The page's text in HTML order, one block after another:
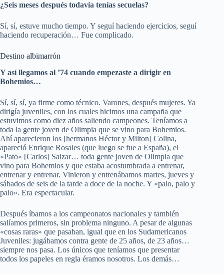
¿Seis meses después todavía tenías secuelas?
Sí, sí, estuve mucho tiempo. Y seguí haciendo ejercicios, seguí
haciendo recuperación… Fue complicado.
Destino albimarrón
Y así llegamos al ’74 cuando empezaste a dirigir en
Bohemios…
Sí, sí, sí, ya firme como técnico. Varones, después mujeres. Ya
dirigía juveniles, con los cuales hicimos una campaña que
estuvimos como diez años saliendo campeones. Teníamos a
toda la gente joven de Olimpia que se vino para Bohemios.
Ahí aparecieron los [hermanos Héctor y Milton] Colina,
apareció Enrique Rosales (que luego se fue a España), el
«Pato» [Carlos] Saizar… toda gente joven de Olimpia que
vino para Bohemios y que estaba acostumbrada a entrenar,
entrenar y entrenar. Vinieron y entrenábamos martes, jueves y
sábados de seis de la tarde a doce de la noche. Y «palo, palo y
palo». Era espectacular.
Después íbamos a los campeonatos nacionales y también
salíamos primeros, sin problema ninguno. A pesar de algunas
«cosas raras» que pasaban, igual que en los Sudamericanos
Juveniles: jugábamos contra gente de 25 años, de 23 años…
siempre nos pasa. Los únicos que teníamos que presentar
todos los papeles en regla éramos nosotros. Los demás…